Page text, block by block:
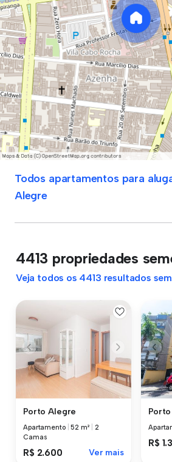
Todos apartamentos para
Alegre
4413 propriedades
Veja todos os 4413 resultados
Porto Alegre
Apartamento |52 m²
2
Camas
R$ 2.600 Ver mais
R$